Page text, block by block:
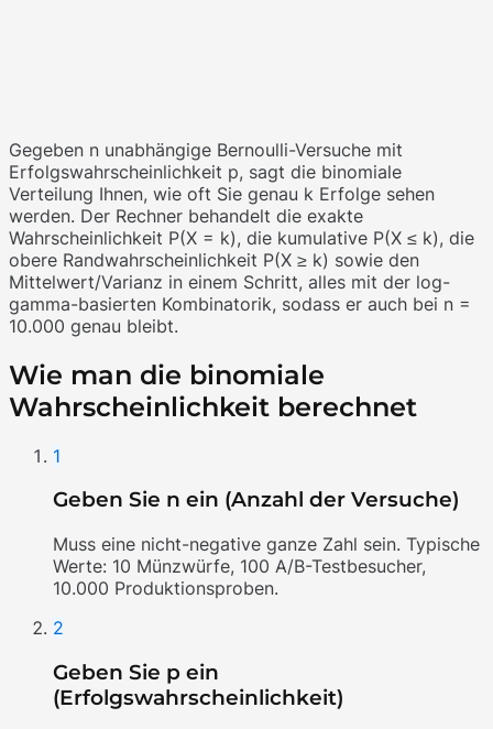
Gegeben n unabhängige Bernoulli-Versuche mit
Erfolgswahrscheinlichkeit p, sagt die binomiale
Verteilung Ihnen, wie oft Sie genau k Erfolge sehen
werden. Der Rechner behandelt die exakte
Wahrscheinlichkeit P(X = k), die kumulative P(X ≤ k), die
obere Randwahrscheinlichkeit P(X ≥ k) sowie den
Mittelwert/Varianz in einem Schritt, alles mit der log-
gamma-basierten Kombinatorik, sodass er auch bei n =
10.000 genau bleibt.
Wie man die binomiale
Wahrscheinlichkeit berechnet
1
Geben Sie n ein (Anzahl der Versuche)
Muss eine nicht-negative ganze Zahl sein. Typische
Werte: 10 Münzwürfe, 100 A/B-Testbesucher,
10.000 Produktionsproben.
2
Geben Sie p ein
(Erfolgswahrscheinlichkeit)